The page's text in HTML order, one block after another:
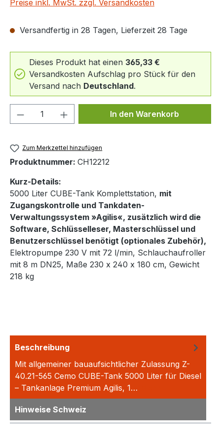
Preise inkl. MwSt. zzgl. Versandkosten
Versandfertig in 28 Tagen, Lieferzeit 28 Tage
Dieses Produkt hat einen 365,33 €
Versandkosten Aufschlag pro Stück für den
Versand nach Deutschland.
Produkt Anzahl: Gib denIn den Warenkorb
Zum Merkzettel hinzufügen
Produktnummer: CH12212
Kurz-Details:
5000 Liter CUBE-Tank Komplettstation, mit
Zugangskontrolle und Tankdaten-
Verwaltungssystem »Agilis«, zusätzlich wird die
Software, Schlüsselleser, Masterschlüssel und
Benutzerschlüssel benötigt (optionales Zubehör),
Elektropumpe 230 V mit 72 l/min, Schlauchaufroller
mit 8 m DN25, Maße 230 x 240 x 180 cm, Gewicht
218 kg
Beschreibung
Mit allgemeiner bauaufsichtlicher Zulassung Z-
40.21-565 Cemo CUBE-Tank 5000 Liter für Diesel
– Tankanlage Premium Agilis, 1…
Hinweise Schweiz